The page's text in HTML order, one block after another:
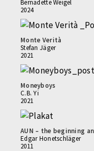
Bernadette Weigel
2024
Monte Verità
Stefan Jäger
2021
Moneyboys
C.B. Yi
2021
AUN – the beginning
Edgar Honetschläger
2011